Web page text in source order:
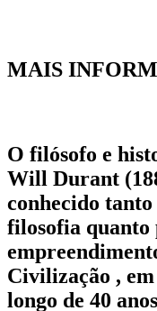
MAIS
O filósofo e
Will Durant
conhecido tanto
filosofia quanto
Civilização ,
longo de 40